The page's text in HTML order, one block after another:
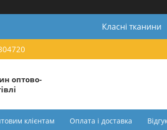
Класні тканини
оптово-
клієнтам Оплата і доставка